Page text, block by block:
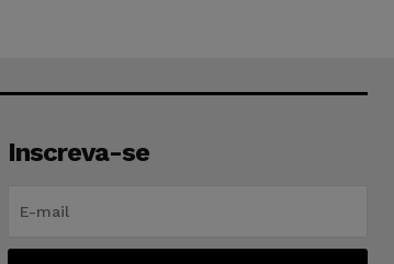
Inscreva-se